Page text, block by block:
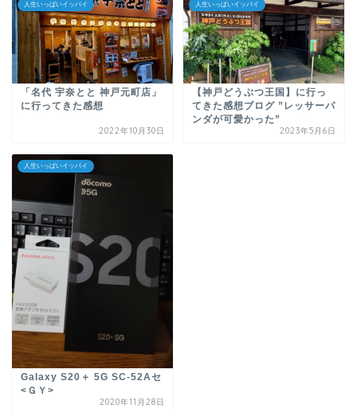
人生いっぱいイッパイ
「名代 宇奈とと 神戸元町店」
に行ってきた感想
2022年10月30日
人生いっぱいイッパイ
【神戸どうぶつ王国】に行っ
てきた感想ブログ ”レッサーパ
ンダが可愛かった”
2023年5月6日
人生いっぱいイッパイ
Galaxy S20＋ 5G SC-52Aセ
<ＧＹ>
2020年11月28日